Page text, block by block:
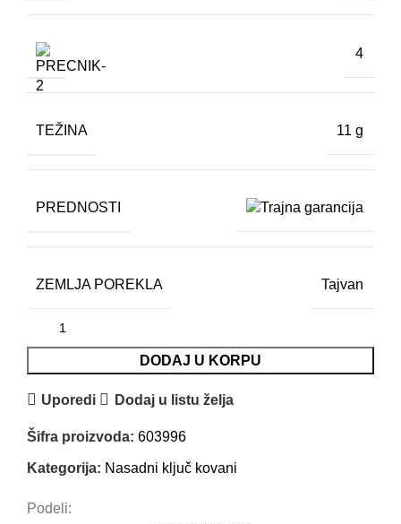
4
TEŽINA 11 g
PREDNOSTI
ZEMLJA POREKLA Tajvan
DODAJ U KORPU
Uporedi Dodaj u listu želja
Šifra proizvoda: 603996
Kategorija: Nasadni ključ kovani
Podeli: